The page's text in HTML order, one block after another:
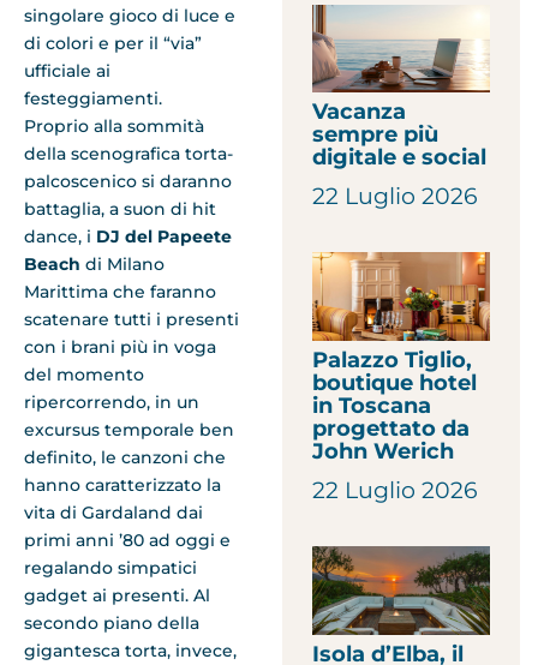
singolare gioco di luce e
di colori e per il “via”
ufficiale ai
festeggiamenti.
Proprio alla sommità
della scenografica torta-
palcoscenico si daranno
battaglia, a suon di hit
dance, i DJ del Papeete
Beach di Milano
Marittima che faranno
scatenare tutti i presenti
con i brani più in voga
del momento
ripercorrendo, in un
excursus temporale ben
definito, le canzoni che
hanno caratterizzato la
vita di Gardaland dai
primi anni ’80 ad oggi e
regalando simpatici
gadget ai presenti. Al
secondo piano della
gigantesca torta, invece,
Vacanza
sempre più
digitale e social
22 Luglio 2026
Palazzo Tiglio,
boutique hotel
in Toscana
progettato da
John Werich
22 Luglio 2026
Isola d’Elba, il